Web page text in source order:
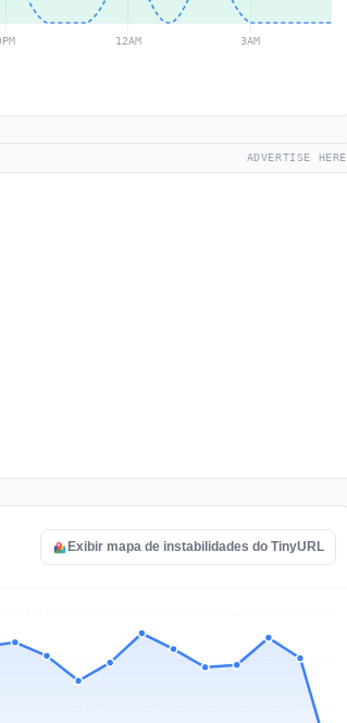
ADVERTISE HERE
Exibir mapa de instabilidades do TinyURL